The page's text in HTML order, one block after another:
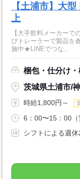
【土浦市】大
上
【大手飲料メーカーで
びトレーラーで製品を倉
施中★LINEでつな...
梱包・仕分け
茨城県土浦市/
時給1,800円～
6：00〜15：00（
シフトによる週休